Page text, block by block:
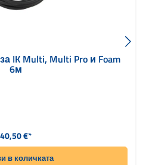
IK Multi, Multi Pro и Foam
6м
Редовна цена:
40,50 €*
в количката